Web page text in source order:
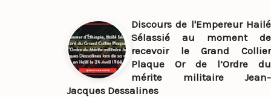
Discours de l'Empereur Hailé
Sélassié au moment de
recevoir le Grand Collier
Plaque Or de l’Ordre du
mérite militaire Jean-
Jacques Dessalines